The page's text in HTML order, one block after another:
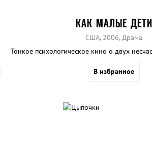
КАК МАЛЫЕ ДЕТИ
США, 2006, Драма
Тонкое психологическое кино о двух
В избранное